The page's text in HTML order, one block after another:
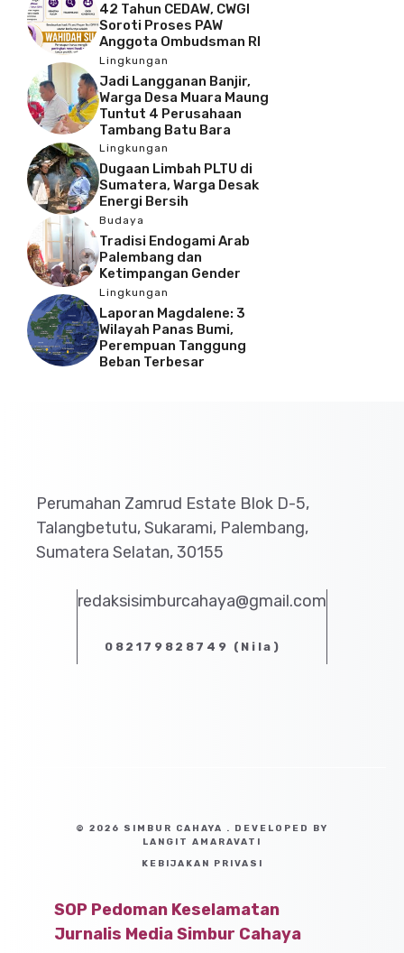
42 Tahun CEDAW, CWGI
Soroti Proses PAW
Anggota Ombudsman RI
Lingkungan
Jadi Langganan Banjir,
Warga Desa Muara Maung
Tuntut 4 Perusahaan
Tambang Batu Bara
Lingkungan
Dugaan Limbah PLTU di
Sumatera, Warga Desak
Energi Bersih
Budaya
Tradisi Endogami Arab
Palembang dan
Ketimpangan Gender
Lingkungan
Laporan Magdalene: 3
Wilayah Panas Bumi,
Perempuan Tanggung
Beban Terbesar
Perumahan Zamrud Estate Blok D-5,
Talangbetutu, Sukarami, Palembang,
Sumatera Selatan, 30155
redaksisimburcahaya@gmail.com
082179828749 (Nila)
© 2026 SIMBUR CAHAYA . DEVELOPED BY
LANGIT AMARAVATI
KEBIJAKAN PRIVASI
SOP Pedoman Keselamatan
Jurnalis Media Simbur Cahaya